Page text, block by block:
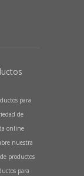
para
de
online
nuestra
productos
para